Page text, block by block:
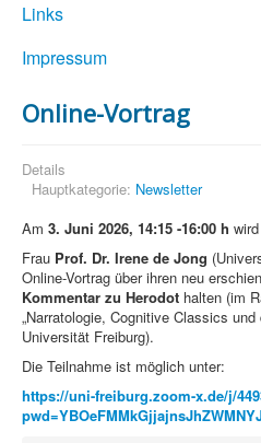
Links
Impressum
Online-Vortrag
Details
Hauptkategorie: Newsletter
Am 3. Juni 2026, 14:15 -16:00 h wird
Frau Prof. Dr. Irene de Jong
Online-Vortrag über ihren neu
Kommentar zu Herodot halten (im
„Narratologie, Cognitive Classics
Universität Freiburg).
Die Teilnahme ist möglich unter:
https://uni-freiburg.zoom-x.de/j/